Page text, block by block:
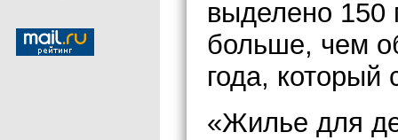
выделено 150
больше, чем
года, который
«Жилье для